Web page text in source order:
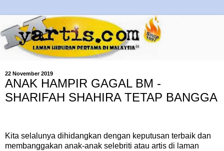
22 November 2019
ANAK HAMPIR GAGAL BM -
SHARIFAH SHAHIRA TETAP BANGGA
Kita selalunya dihidangkan dengan keputusan terbaik dan
membanggakan anak-anak selebriti atau artis di laman